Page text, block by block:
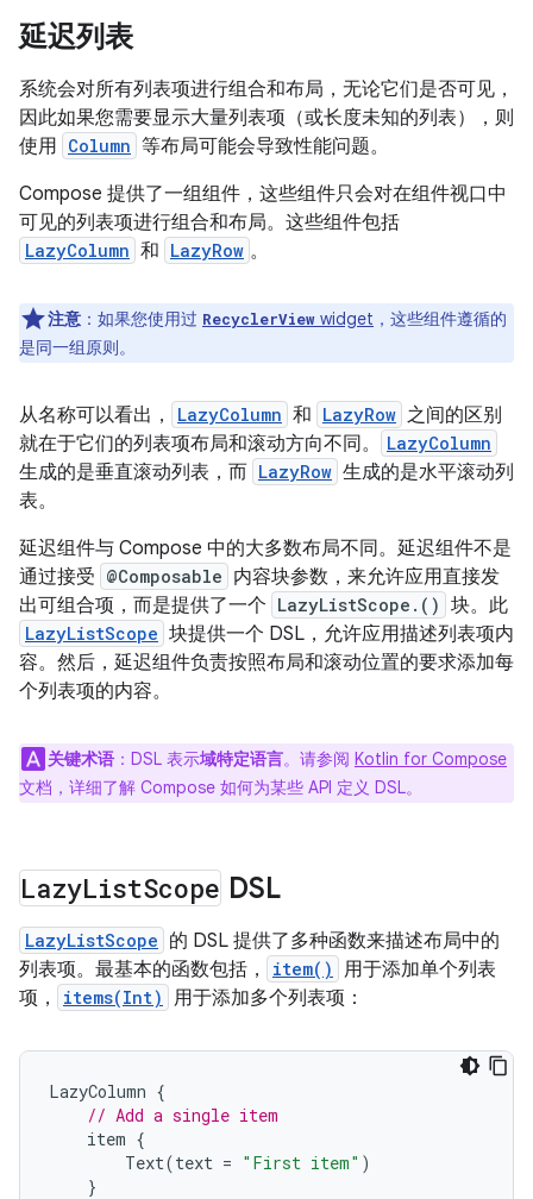
延迟列表
系统会对所有列表项进行组合和布局，无论它们是否可见，
因此如果您需要显示大量列表项（或长度未知的列表），则
使用 Column 等布局可能会导致性能问题。
Compose 提供了一组组件，这些组件只会对在组件视口中
可见的列表项进行组合和布局。这些组件包括
LazyColumn 和 LazyRow 。
注意 ： 如果您使用过 RecyclerView widget ，这些组件遵循的
是同一组原则。
从名称可以看出， LazyColumn 和 LazyRow 之间的区别
就在于它们的列表项布局和滚动方向不同。
LazyColumn
生成的是垂直滚动列表，而 LazyRow 生成的是水平滚动列
表。
延迟组件与 Compose 中的大多数布局不同。延迟组件不是
通过接受 @Composable 内容块参数，来允许应用直接发
出可组合项，而是提供了一个 LazyListScope.() 块。此
LazyListScope 块提供一个 DSL，允许应用描述列表项内
容。 然后，延迟组件负责按照布局和滚动位置的要求添加每
个列表项的内容。
关键术语 ： DSL 表示域特定语言。 请参阅 Kotlin for Compose
文档，详细了解 Compose 如何为某些 API 定义 DSL。
LazyListScope DSL
LazyListScope 的 DSL 提供了多种函数来描述布局中的
列表项。最基本的函数包括，
item()
用于添加单个列表
项，
items(Int) 用于添加多个列表项：
LazyColumn {
// Add a single item
item {
Text(text = "First item" )
}